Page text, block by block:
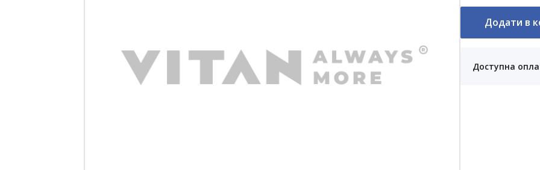
Додати в
Доступна